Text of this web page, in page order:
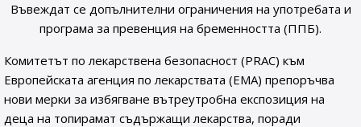
Въвеждат се допълнителни ограничения на употребата и
програма за превенция на бременността (ППБ).
Комитетът по лекарствена безопасност (PRAC) към
Европейската агенция по лекарствата (ЕМА) препоръчва
нови мерки за избягване вътреутробна експозиция на
деца на топирамат съдържащи лекарства, поради